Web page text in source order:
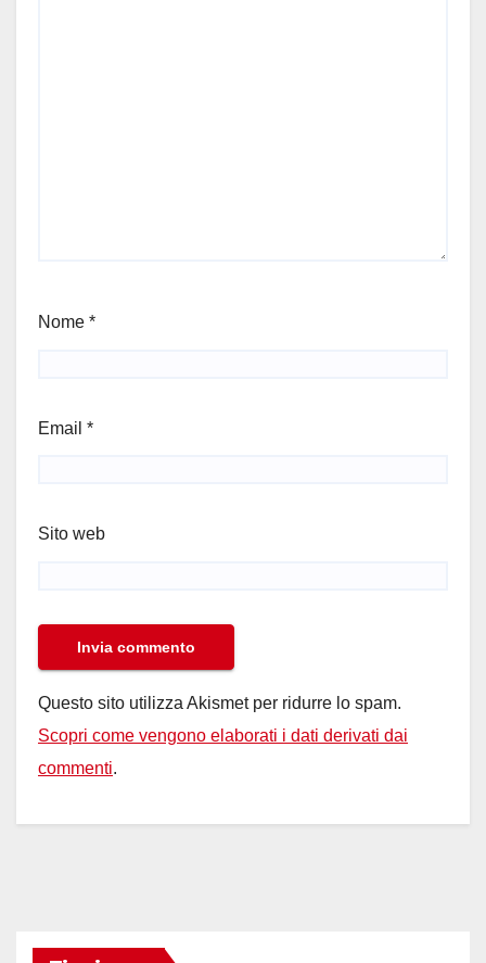
Nome *
Email *
Sito web
Questo sito utilizza Akismet per ridurre lo spam.
Scopri come vengono elaborati i dati derivati dai
commenti.